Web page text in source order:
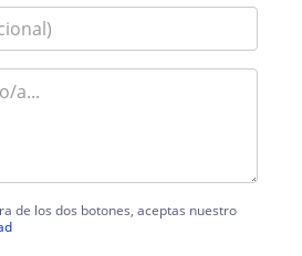
de los dos botones, aceptas nuestro